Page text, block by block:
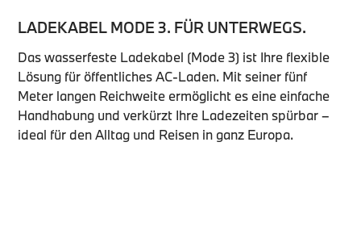
LADEKABEL MODE 3. FÜR UNTERWEGS.
Das wasserfeste Ladekabel (Mode 3) ist Ihre flexible
Lösung für öffentliches AC-Laden. Mit seiner fünf
Meter langen Reichweite ermöglicht es eine einfache
Handhabung und verkürzt Ihre Ladezeiten spürbar –
ideal für den Alltag und Reisen in ganz Europa.